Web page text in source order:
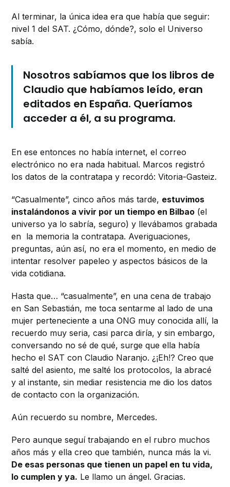
Al terminar, la única idea era que había que seguir:
nivel 1 del SAT. ¿Cómo, dónde?, solo el Universo
sabía.
Nosotros sabíamos que los libros de
Claudio que habíamos leído, eran
editados en España. Queríamos
acceder a él, a su programa.
En ese entonces no había internet, el correo
electrónico no era nada habitual. Marcos registró
los datos de la contratapa y recordó: Vitoria-Gasteiz.
“Casualmente”, cinco años más tarde, estuvimos
instalándonos a vivir por un tiempo en Bilbao (el
universo ya lo sabría, seguro) y llevábamos grabada
en la memoria la contratapa. Averiguaciones,
preguntas, aún así, no era el momento, en medio de
intentar resolver papeleo y aspectos básicos de la
vida cotidiana.
Hasta que… “casualmente”, en una cena de trabajo
en San Sebastián, me toca sentarme al lado de una
mujer perteneciente a una ONG muy conocida allí, la
recuerdo muy seria, casi parca diría, y sin embargo,
conversando no sé de qué, surge que ella había
hecho el SAT con Claudio Naranjo. ¿¡Eh!? Creo que
salté del asiento, me salté los protocolos, la abracé
y al instante, sin mediar resistencia me dio los datos
de contacto con la organización.
Aún recuerdo su nombre, Mercedes.
Pero aunque seguí trabajando en el rubro muchos
años más y ella creo que también, nunca más la vi.
De esas personas que tienen un papel en tu vida,
lo cumplen y ya. Le llamo un ángel. Gracias.